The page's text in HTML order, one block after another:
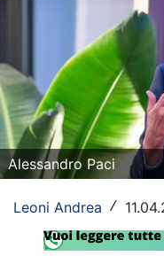
Champions
Europa League
Altri Sport
Formula 1
Vela
Alessandro Paci
Leoni Andrea /